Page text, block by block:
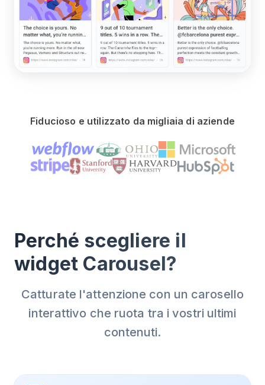
Fiducioso e utilizzato da migliaia di aziende
Perché scegliere il
widget Carousel?
Catturate l'attenzione con un carosello
interattivo che ruota tra i vostri ultimi
contenuti.